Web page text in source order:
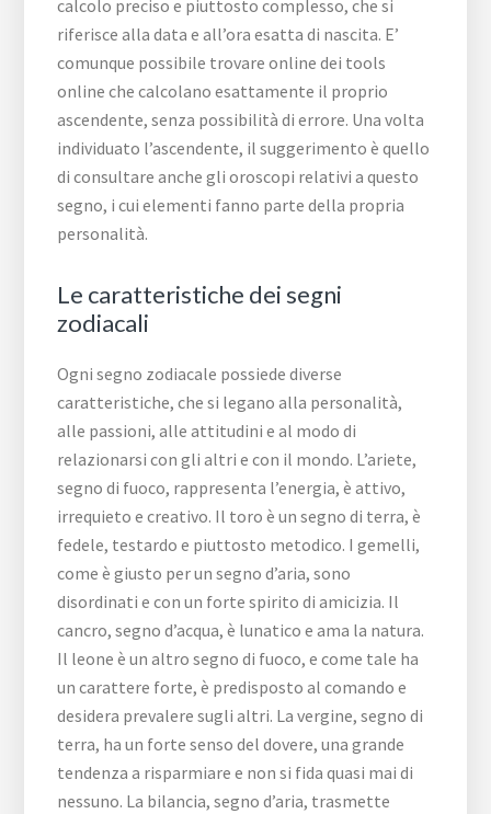
calcolo preciso e piuttosto complesso, che si
riferisce alla data e all’ora esatta di nascita. E’
comunque possibile trovare online dei tools
online che calcolano esattamente il proprio
ascendente, senza possibilità di errore. Una volta
individuato l’ascendente, il suggerimento è quello
di consultare anche gli oroscopi relativi a questo
segno, i cui elementi fanno parte della propria
personalità.
Le caratteristiche dei segni
zodiacali
Ogni segno zodiacale possiede diverse
caratteristiche, che si legano alla personalità,
alle passioni, alle attitudini e al modo di
relazionarsi con gli altri e con il mondo. L’ariete,
segno di fuoco, rappresenta l’energia, è attivo,
irrequieto e creativo. Il toro è un segno di terra, è
fedele, testardo e piuttosto metodico. I gemelli,
come è giusto per un segno d’aria, sono
disordinati e con un forte spirito di amicizia. Il
cancro, segno d’acqua, è lunatico e ama la natura.
Il leone è un altro segno di fuoco, e come tale ha
un carattere forte, è predisposto al comando e
desidera prevalere sugli altri. La vergine, segno di
terra, ha un forte senso del dovere, una grande
tendenza a risparmiare e non si fida quasi mai di
nessuno. La bilancia, segno d’aria, trasmette